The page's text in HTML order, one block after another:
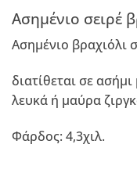
Aσημένιο σειρέ
Ασημένιο βραχιόλι
διατίθεται σε
λευκά ή μαύρα
Φάρδος: 4,3χιλ.